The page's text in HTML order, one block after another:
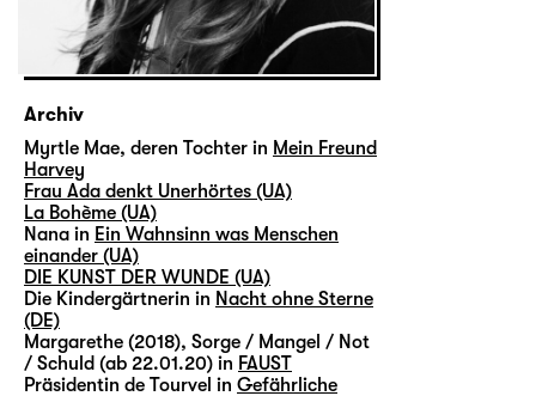
Archiv
Myrtle Mae, deren Tochter in Mein Freund
Harvey
Frau Ada denkt Unerhörtes (UA)
La Bohème (UA)
Nana in Ein Wahnsinn was Menschen
einander (UA)
DIE KUNST DER WUNDE (UA)
Die Kindergärtnerin in Nacht ohne Sterne
(DE)
Margarethe (2018), Sorge / Mangel / Not
/ Schuld (ab 22.01.20) in FAUST
Präsidentin de Tourvel in Gefährliche